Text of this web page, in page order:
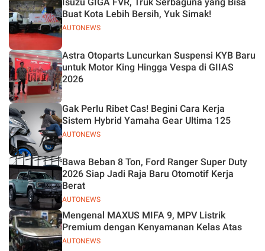
AUTONEWS
Buat Kota Lebih Bersih, Yuk Simak!
Astra Otoparts Luncurkan Suspensi KYB Baru
untuk Motor King Hingga Vespa di GIIAS
2026
AUTONEWS
Gak Perlu Ribet Cas! Begini Cara Kerja
Sistem Hybrid Yamaha Gear Ultima 125
AUTONEWS
Bawa Beban 8 Ton, Ford Ranger Super Duty
2026 Siap Jadi Raja Baru Otomotif Kerja
Berat
AUTONEWS
Mengenal MAXUS MIFA 9, MPV Listrik
Premium dengan Kenyamanan Kelas Atas